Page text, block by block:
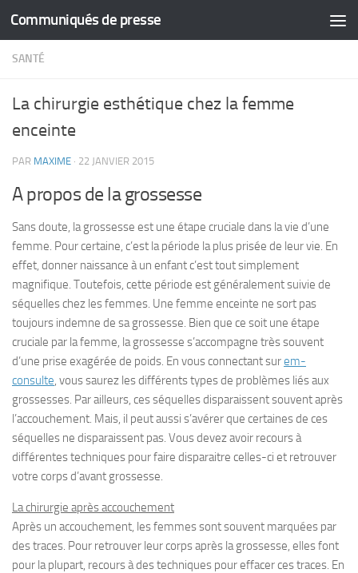
Skip to content
Communiqués de presse
SANTÉ
La chirurgie esthétique chez la femme
enceinte
PAR MAXIME · 22 JANVIER 2015
A propos de la grossesse
Sans doute, la grossesse est une étape cruciale dans la vie d’une
femme. Pour certaine, c’est la période la plus prisée de leur vie. En
effet, donner naissance à un enfant c’est tout simplement
magnifique. Toutefois, cette période est généralement suivie de
séquelles chez les femmes. Une femme enceinte ne sort pas
toujours indemne de sa grossesse. Bien que ce soit une étape
cruciale par la femme, la grossesse s’accompagne très souvent
d’une prise exagérée de poids. En vous connectant surem-
consulte, vous saurez les différents types de problèmes liés aux
grossesses. Par ailleurs, ces séquelles disparaissent souvent après
l’accouchement. Mais, il peut aussi s’avérer que certaines de ces
séquelles ne disparaissent pas. Vous devez avoir recours à
différentes techniques pour faire disparaitre celles-ci et retrouver
votre corps d’avant grossesse.
La chirurgie après accouchement
Après un accouchement, les femmes sont souvent marquées par
des traces. Pour retrouver leur corps après la grossesse, elles font
pour la plupart, recours à des techniques pour effacer ces traces. En